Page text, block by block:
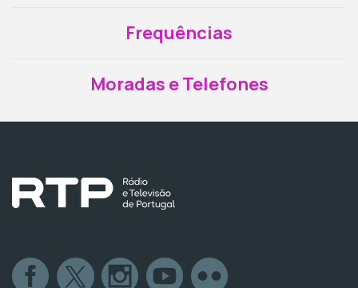
Frequências
Moradas e Telefones